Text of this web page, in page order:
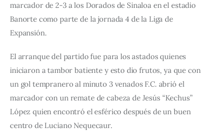
marcador de 2-3 a los Dorados de Sinaloa en el estadio
Banorte como parte de la jornada 4 de la Liga de
Expansión.
El arranque del partido fue para los astados quienes
iniciaron a tambor batiente y esto dio frutos, ya que con
un gol tempranero al minuto 3 venados F.C. abrió el
marcador con un remate de cabeza de Jesús “Kechus”
López quien encontró el esférico después de un buen
centro de Luciano Nequecaur.